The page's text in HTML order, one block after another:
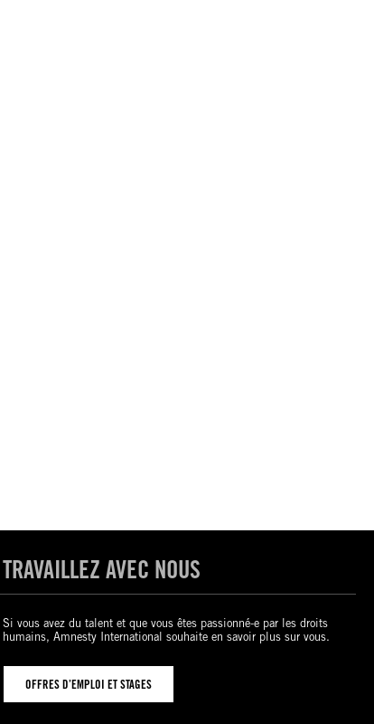
TRAVAILLEZ AVEC NOUS
Si vous avez du talent et que vous êtes passionné-e par les droits
humains, Amnesty International souhaite en savoir plus sur vous.
OFFRES D’EMPLOI ET STAGES